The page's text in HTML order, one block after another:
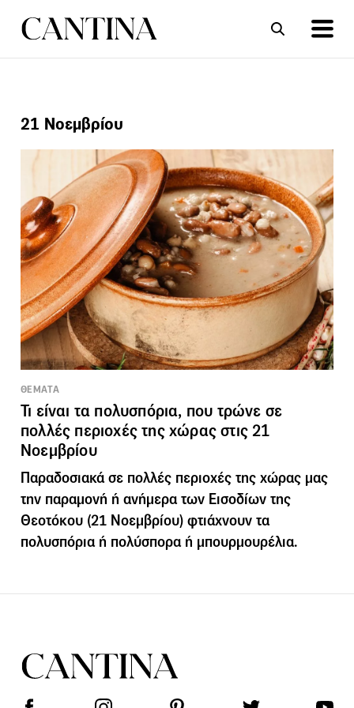
ΣΥΝΤΑΓΕΣ
21 Νοεμβρίου
ΘΕΜΑΤΑ
Τι είναι τα πολυσπόρια, που τρώνε σε
πολλές περιοχές της χώρας στις 21
Νοεμβρίου
Παραδοσιακά σε πολλές περιοχές της χώρας μας
την παραμονή ή ανήμερα των Εισοδίων της
Θεοτόκου (21 Νοεμβρίου) φτιάχνουν τα
πολυσπόρια ή πολύσπορα ή μπουρμουρέλια.